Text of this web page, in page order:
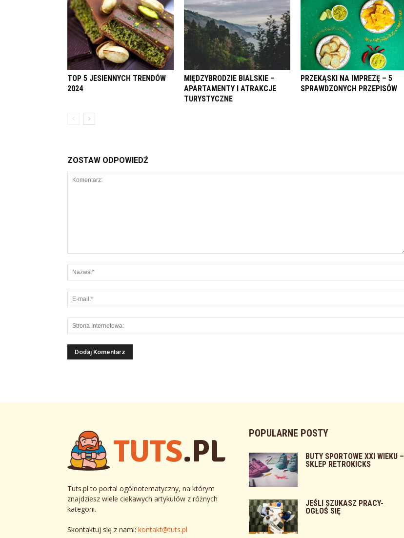
TOP 5 JESIENNYCH TRENDÓW
2024
MIĘDZYBRODZIE BIALSKIE –
APARTAMENTY I ATRAKCJE
TURYSTYCZNE
PRZEKĄSKI NA IMPREZĘ – 5
SPRAWDZONYCH PRZEPISÓW
ZOSTAW ODPOWIEDŹ
Tuts.pl to portal ogólnotematyczny, na którym
znajdziesz wiele ciekawych artykułów z różnych
kategorii.
Skontaktuj się z nami: kontakt@tuts.pl
POPULARNE POSTY
BUTY SPORTOWE XXI WIEKU –
SKLEP RETROKICKS
JEŚLI SZUKASZ PRACY-
OGŁOŚ SIĘ